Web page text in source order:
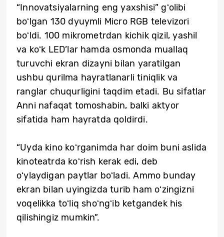
“Innovatsiyalarning eng yaxshisi” gʻolibi
boʻlgan 130 dyuymli Micro RGB televizori
boʻldi. 100 mikrometrdan kichik qizil, yashil
va koʻk LED’lar hamda osmonda muallaq
turuvchi ekran dizayni bilan yaratilgan
ushbu qurilma hayratlanarli tiniqlik va
ranglar chuqurligini taqdim etadi. Bu sifatlar
Anni nafaqat tomoshabin, balki aktyor
sifatida ham hayratda qoldirdi.
“Uyda kino koʻrganimda har doim buni aslida
kinoteatrda koʻrish kerak edi, deb
oʻylaydigan paytlar boʻladi. Ammo bunday
ekran bilan uyingizda turib ham oʻzingizni
voqelikka toʻliq shoʻngʻib ketgandek his
qilishingiz mumkin”.